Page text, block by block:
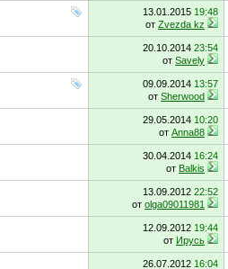
13.01.2015 19:48
от Zvezda kz
20.10.2014 23:54
от Savely
09.09.2014 13:57
от Sherwood
29.05.2014 10:20
от Anna88
30.04.2014 16:24
от Balkis
13.09.2012 22:52
от olga09011981
12.09.2012 19:44
от Ирусь
26.07.2012 16:04